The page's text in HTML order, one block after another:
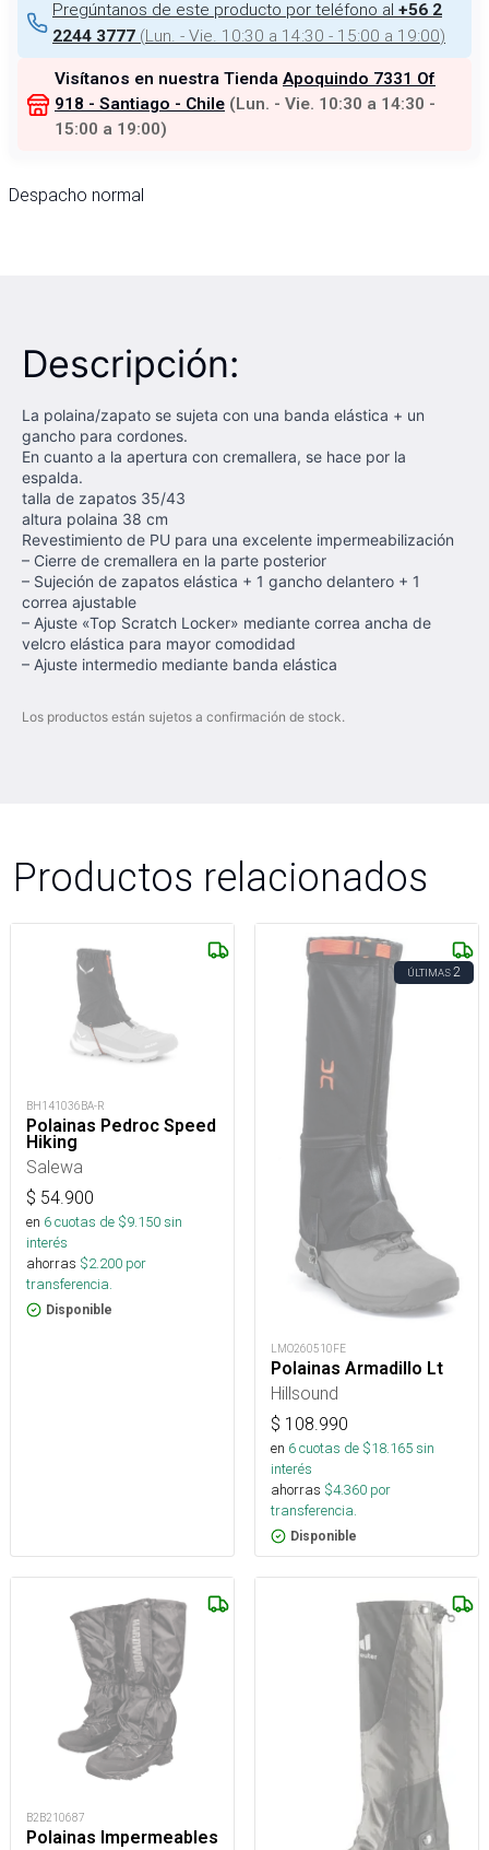
Pregúntanos de este producto por teléfono al +56 2
2244 3777 (Lun. - Vie. 10:30 a 14:30 - 15:00 a 19:00)
Visítanos en nuestra Tienda Apoquindo 7331 Of
918 - Santiago - Chile (Lun. - Vie. 10:30 a 14:30 -
15:00 a 19:00)
Despacho normal
Descripción:
La polaina/zapato se sujeta con una banda elástica + un
gancho para cordones.
En cuanto a la apertura con cremallera, se hace por la
espalda.
talla de zapatos 35/43
altura polaina 38 cm
Revestimiento de PU para una excelente impermeabilización
– Cierre de cremallera en la parte posterior
– Sujeción de zapatos elástica + 1 gancho delantero + 1
correa ajustable
– Ajuste «Top Scratch Locker» mediante correa ancha de
velcro elástica para mayor comodidad
– Ajuste intermedio mediante banda elástica
Los productos están sujetos a confirmación de stock.
Productos relacionados
BH141036BA-R
Polainas Pedroc Speed
Hiking
Salewa
$ 54.900
en 6cuotas de $9.150sin
interés
ahorras $2.200 por
transferencia.
Disponible
ÚLTIMAS2
LMO260510FE
Polainas Armadillo Lt
Hillsound
$ 108.990
en 6cuotas de $18.165sin
interés
ahorras $4.360 por
transferencia.
Disponible
B2B210687
Polainas Impermeables